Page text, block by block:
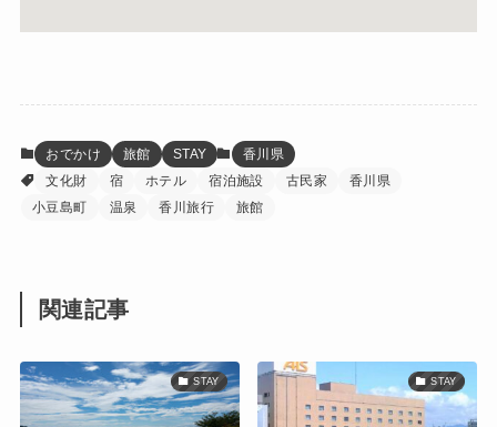
おでかけ 旅館 STAY
香川県
文化財
宿 ホテル 宿泊施設 古民家
香川県
小豆島町
温泉 香川旅行 旅館
関連記事
STAY STAY